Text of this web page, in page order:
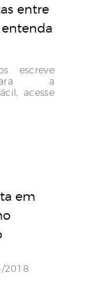
entre
escreve
para a
acesse
em
2018